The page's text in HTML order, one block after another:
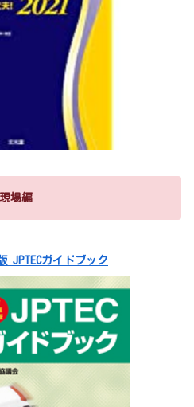
現場編
JPTECガイドブック